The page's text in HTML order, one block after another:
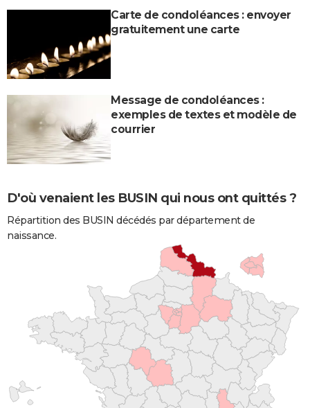
Carte de condoléances : envoyer
gratuitement une carte
Message de condoléances :
exemples de textes et modèle de
courrier
D'où venaient les BUSIN qui nous ont quittés ?
Répartition des BUSIN décédés par département de
naissance.